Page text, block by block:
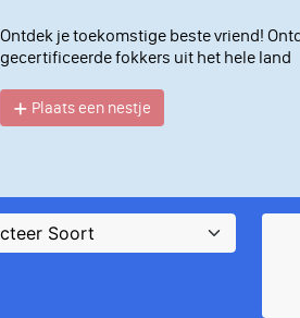
Ontdek je toekomstige beste vriend!
gecertificeerde fokkers uit het hele land
Plaats een nestje